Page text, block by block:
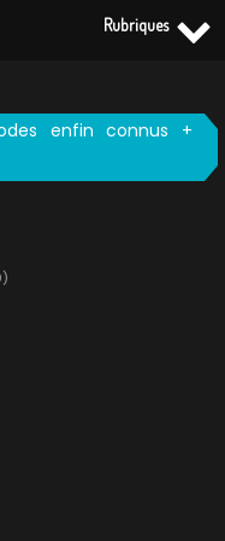
enfin connus +
Rubriques